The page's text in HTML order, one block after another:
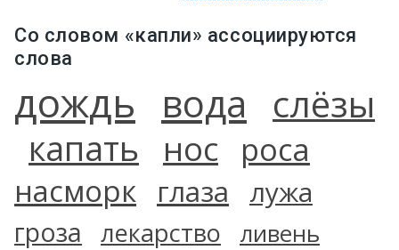
Со словом «капли» ассоциируются
слова
дождь вода слёзы
капать нос роса
насморк глаза лужа
гроза лекарство ливень